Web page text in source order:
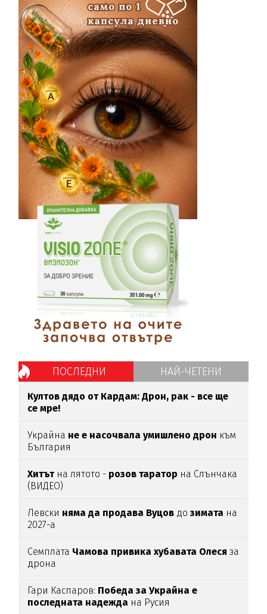
ПОСЛЕДНИ НАЙ-ЧЕТЕНИ
Култов дядо от Кардам: Дрон, рак - все ще
се мре!
Украйна не е насочвала умишлено дрон към
България
Хитътна лятото - розов таратор на Слънчака
(ВИДЕО)
Левски няма да продава Вуцов дозимата на
2027-а
Семплата Чамова привика хубавата Олеся за
дрона
Гари Каспаров: Победа за Украйна е
последната надежда на Русия